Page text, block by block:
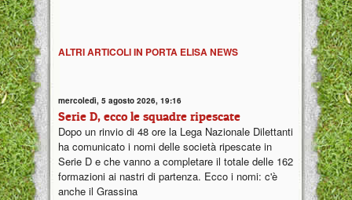
ALTRI ARTICOLI IN PORTA ELISA NEWS
mercoledì, 5 agosto 2026, 19:16
Serie D, ecco le squadre ripescate
Dopo un rinvio di 48 ore la Lega Nazionale Dilettanti
ha comunicato i nomi delle società ripescate in
Serie D e che vanno a completare il totale delle 162
formazioni ai nastri di partenza. Ecco i nomi: c'è
anche il Grassina